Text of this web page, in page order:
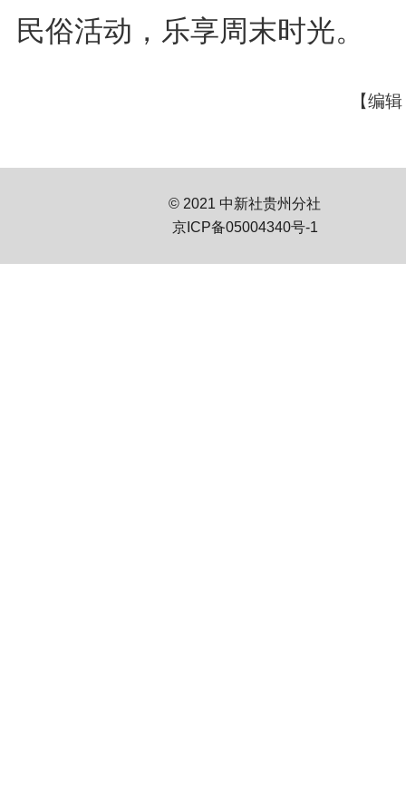
民俗活动，乐享周末时光。
【编
© 2021 中新社贵州分社
京ICP备05004340号-1